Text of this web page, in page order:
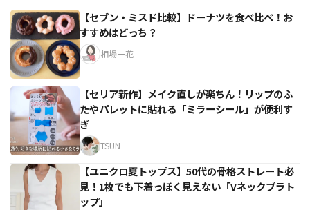
【セブン・ミスド比較】ドーナツを食べ比べ！お
すすめはどっち？
相場一花
【セリア新作】メイク直しが楽ちん！リップのふ
たやパレットに貼れる「ミラーシール」が便利す
ぎ
TSUN
【ユニクロ夏トップス】50代の骨格ストレート必
見！1枚でも下着っぽく見えない「Vネックブラト
ップ」